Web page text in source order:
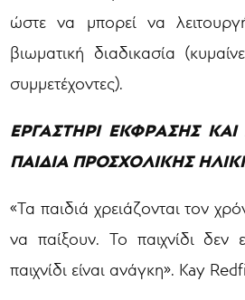
ώστε να μπορεί να
βιωματική διαδικασία
συμμετέχοντες).
ΕΡΓΑΣΤΗΡΙ ΕΚΦΡΑΣΗΣ ΚΑΙ
ΠΑΙΔΙΑ ΠΡΟΣΧΟΛΙΚΗΣ
«Τα παιδιά χρειάζονται τον
να παίξουν. Το παιχνίδι δεν
παιχνίδι είναι ανάγκη». Kay